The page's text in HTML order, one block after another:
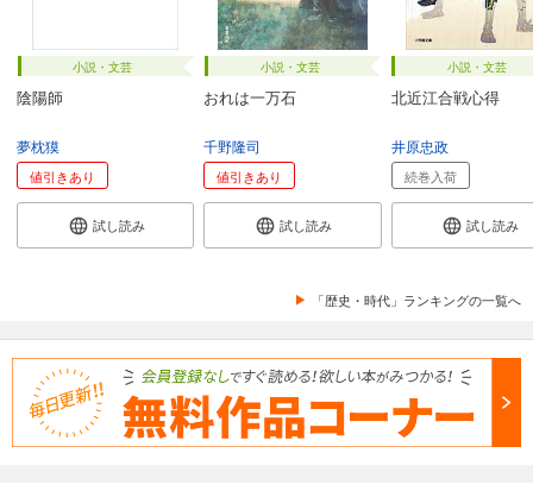
小説・文芸
陰陽師
夢枕獏
値引きあり
試し読み
小説・文芸
おれは一万石
千野隆司
値引きあり
試し読み
小説・文芸
北近江合戦心得
井原忠政
続巻入荷
試し読み
「歴史・時代」ランキングの一覧へ